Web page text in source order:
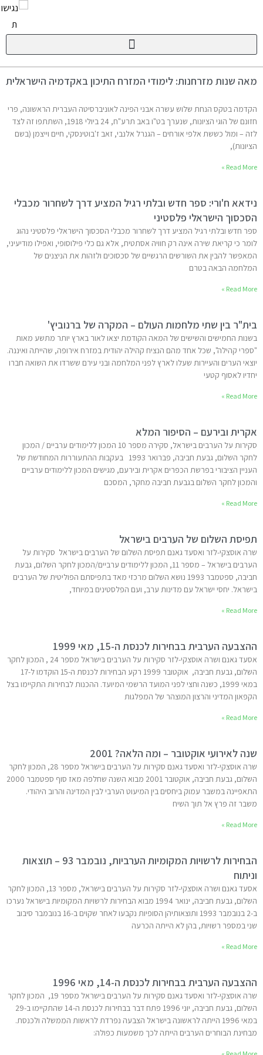
מאה שנות מזרחנות: לימודי המזרח התיכון באקדמיה הישראלית
הקדמה בטקס הנחת שלוש עשרה אבני הפינה לאוניברסיטה העברית הראשונה, פרי
חזונם של הוגי הציונות, שנערך בט"ו באב תרע"ח, 24 ביולי 1918, השתתפו זה לצד
לזה – ומול כששת אלפי אורחים – הגנרל אלנבי, זאב ז'בוטינסקי, חיים וייצמן (בשם
הציונות),
Read More »
נידאא ח'ורי: ספר חדש ובלתי רגיל המציע דרך לשחרור מכבלי
הסכסוך הישראלי פלסטיני
ספר חדש ובלתי רגיל המציע דרך לשחרור מכבלי הסכסוך הישראלי פלסטיני נהוג
לומר כי קריאת שירה אינה רק חוויה אסתטית, אלא גם כלי פילוסופי, ואפילו מודיעיני,
המאפשר להבין את השורשים הרגשיים של סכסוכים ולזהות את הניצנים של
המלחמה הבאה בטרם
Read More »
בית"ר בין שתי מלחמות העולם – המקרה של ברנוביץ'
בשנות החמישים והשישים של המאה הקודמת יצאו לאור בארץ יותר מתשע מאות
"ספרי קהילה", שכל אחד מהם הנציח קהילה יהודית במזרח אירופה, שהייתה ואיננה.
יוצאי הערים והעיירות שעלו לארץ לפני המלחמה ובני עירם ששרדו את השואה חברו
יחדיו לאסוף קטעי
Read More »
אקרית ובירעם – הסיפור המלא
סקירות על הערבים בישראל, סקירה מספר 10 המכון ללימודים ערביים / המכון
לחקר השלום, גבעת חביבה, פברואר 1993 בעקבות ההתעוררות המחודשת של
העניין הציבורי בפרשת הכפרים אקרית ובירעם, מגישים המכון ללימודים ערביים
והמכון לחקר השלום בגבעת חביבה מחקר, המסכם
Read More »
תפיסת השלום של הערבים בישראל
שרה אוסצקי-לזר ואסעד גאנם תפיסת השלום של הערבים בישראל סקירות על
הערבים בישראל – מספר 11, המכון ללימודים ערביים/המכון לחקר השלום, גבעת
חביבה, ספטמבר 1993 נושא השלום מרכזי מאד בתפיסתם הפוליטית של הערבים
בישראל. יחסי ישראל עם מדינות ערב, ועם הפלסטינים במיוחד,
Read More »
ההצבעה הערבית בבחירות לכנסת ה-15, מאי 1999
אסעד גאנם ושרה אוסצקי-לזר סקירות על הערבים בישראל מספר 24 , המכון לחקר
השלום, גבעת חביבה, אוקטובר 1999 רקע הבחירות לכנסת ה-15 הוקדמו ל-17
במאי 1999, כשנה וחצי לפני המועד הרשמי המיועד. ההכנות לבחירות התקיימו בצל
הקפאון המדיני והרצון המוצהר של המפלגות
Read More »
שנה לאירועי אוקטובר – ומה הלאה? 2001
שרה אוסצקי-לזר ואסעד גאנם סקירות על הערבים בישראל מספר 28, המכון לחקר
השלום, גבעת חביבה, אוקטובר 2001 מבוא השנה שחלפה מאז סוף ספטמבר 2000
התאפיינה במשבר עמוק ביחסים בין המיעוט הערבי לבין המדינה והרוב היהודי.
משבר זה פרץ אל תוך השיח
Read More »
הבחירות לרשויות המקומיות הערביות, נובמבר 93 – תוצאות
וניתוח
אסעד גאנם ושרה אוסצקי-לזר סקירות על הערבים בישראל, מספר 13, המכון לחקר
השלום, גבעת חביבה, ינואר 1994 מבוא הבחירות לרשויות המקומיות בישראל נערכו
ב-2 בנובמבר 1993 ותוצאותיהן הסופיות נקבעו לאחר שקוים ב-16 בנובמבר סיבוב
שני במספר רשויות, בהן לא הייתה הכרעה
Read More »
ההצבעה הערבית בבחירות לכנסת ה-14, מאי 1996
שרה אוסצקי-לזר ואסעד גאנם סקירות על הערבים בישראל מספר 19, המכון לחקר
השלום, גבעת חביבה, יוני 1996 פתח דבר בבחירות לכנסת ה-14 שהתקיימו ב-29
במאי 1996 הייתה לראשונה בישראל הצבעה נפרדת לראשות הממשלה ולכנסת.
מבחינת הבוחרים הערבים הייתה לכך משמעות כפולה: